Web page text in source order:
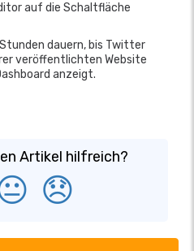
auf die Schaltfläche
dauern, bis Twitter
veröffentlichten Website
anzeigt.
Artikel hilfreich?
😞